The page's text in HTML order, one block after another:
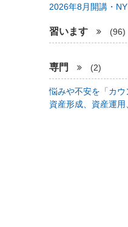
2026年8月開講・
習います (96)
専門 (2)
悩みや不安を「カウ
資産形成、資産運用